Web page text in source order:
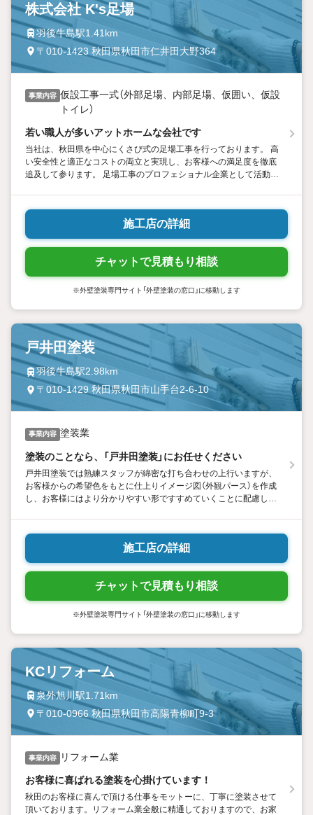
株式会社 K's足場
羽後牛島駅1.41km
〒010-1423 秋田県秋田市仁井田大野364
事業内容 仮設工事一式（外部足場、内部足場、仮囲い、仮設
トイレ）
若い職人が多いアットホームな会社です
当社は、秋田県を中心にくさび式の足場工事を行っております。 高
い安全性と適正なコストの両立と実現し、お客様への満足度を徹底
追及して参ります。 足場工事のプロフェショナル企業として活動し
施工店の詳細
チャットで見積もり相談
※外壁塗装専門サイト「外壁塗装の窓口」に移動します
戸井田塗装
羽後牛島駅2.98km
〒010-1429 秋田県秋田市山手台2-6-10
事業内容 塗装業
塗装のことなら、「戸井田塗装」にお任せください
戸井田塗装では熟練スタッフが綿密な打ち合わせの上行いますが、
お客様からの希望色をもとに仕上りイメージ図（外観パース）を作成
し、お客様にはより分かりやすい形ですすめていくことに配慮して
施工店の詳細
チャットで見積もり相談
※外壁塗装専門サイト「外壁塗装の窓口」に移動します
KCリフォーム
泉外旭川駅1.71km
〒010-0966 秋田県秋田市高陽青柳町9-3
事業内容 リフォーム業
お客様に喜ばれる塗装を心掛けています！
秋田のお客様に喜んで頂ける仕事をモットーに、丁寧に塗装させて
頂いております。リフォーム業全般に精通しておりますので、お家